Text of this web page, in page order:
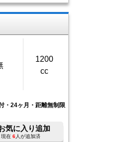
1200
cc
・24ヶ月・距離無制限
気に入り追加
現在 6人が追加済